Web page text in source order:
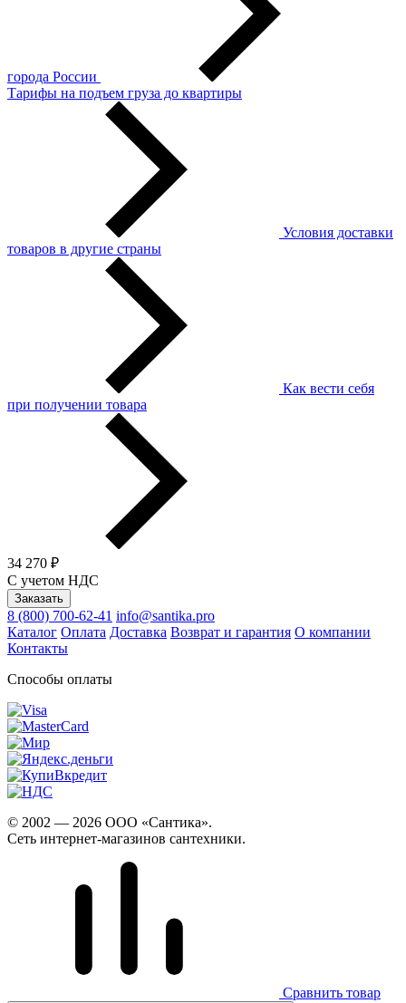
города России
Тарифы на подъем груза до квартиры
Условия доставки
товаров в другие страны
Как вести себя
при получении товара
34 270 ₽
С учетом НДС
Заказать
8 (800) 700-62-41 info@santika.pro
Каталог Оплата Доставка Возврат и гарантия О компании
Контакты
Способы оплаты
© 2002 — 2026 ООО «Сантика».
Сеть интернет-магазинов сантехники.
Сравнить товар